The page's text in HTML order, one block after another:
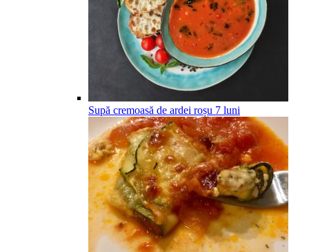
Supă cremoasă de ardei roșu 7 luni